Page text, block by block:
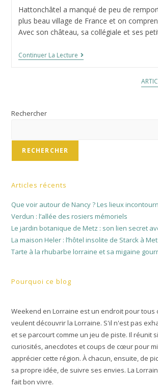
la
publication :
de
publication :
Hattonchâtel a manqué de peu de
plus beau village de France et on
Avec son château, sa collégiale et ses
Continuer La LectureHattonchâtel,
Joli
Rechercher
RECHERCHER
Articles récents
Que voir autour de Nancy ? Les lieux
Verdun : l’allée des rosiers mémoriels
Le jardin botanique de Metz : son lien secret
La maison Heler : l’hôtel insolite de Starck à
Tarte à la rhubarbe lorraine et sa migaine
Pourquoi ce blog
Weekend en Lorraine est un endroit pour tous
veulent découvrir la Lorraine. S'il n'est pas
et se parcourt comme un jeu de piste. Il réunit
curiosités, anecdotes et coups de cœur pour
apprécier cette région. À chacun, ensuite, de
sa propre idée, de suivre ses envies. La
fait bon vivre.